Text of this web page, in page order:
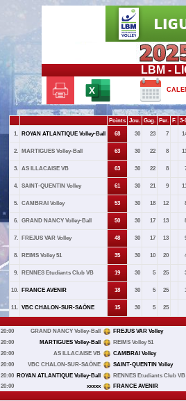
LBM -
Points Jou. Gag. Per. F. 3-
1. ROYAN ATLANTIQUE Volley-Ball 68 30 23 7
2. MARTIGUES Volley-Ball 63 30 22 8
3. AS ILLACAISE VB 63 30 22 8
4. SAINT-QUENTIN Volley 61 30 21 9
5. CAMBRAI Volley 53 30 18 12
6. GRAND NANCY Volley-Ball 50 30 17 13
7. FREJUS VAR Volley 48 30 17 13
8. REIMS Volley 51 35 30 10 20
9. RENNES Etudiants Club VB 19 30 5 25
10. FRANCE AVENIR 18 30 5 25
11. VBC CHALON-SUR-SAÔNE 15 30 5 25
20:00 GRAND NANCY Volley-Ball
FREJUS VAR Volley
20:00 MARTIGUES Volley-Ball
REIMS Volley 51
20:00 AS ILLACAISE VB
CAMBRAI Volley
20:00 VBC CHALON-SUR-SAÔNE
SAINT-QUENTIN Volley
20:00 ROYAN ATLANTIQUE Volley-Ball
RENNES Etudiants Club VB
20:00 xxxxx
FRANCE AVENIR